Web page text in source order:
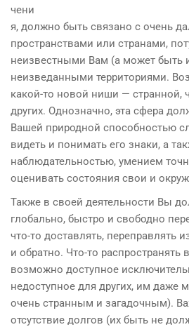
чени
я, должно быть связано с очень
пространствами или странами,
неизвестными Вам (а может быть
неизведанными территориями.
какой-то новой ниши — странной,
других. Однозначно, эта сфера
Вашей природной способностью
видеть и понимать его знаки, а
наблюдательностью, умением
оценивать состояния свои и
Также в своей деятельности Вы
глобально, быстро и свободно
что-то доставлять, переправлять
и обратно. Что-то распространять
возможно доступное
недоступное для других, им даже
очень странным и загадочным).
отсутствие долгов (их быть не